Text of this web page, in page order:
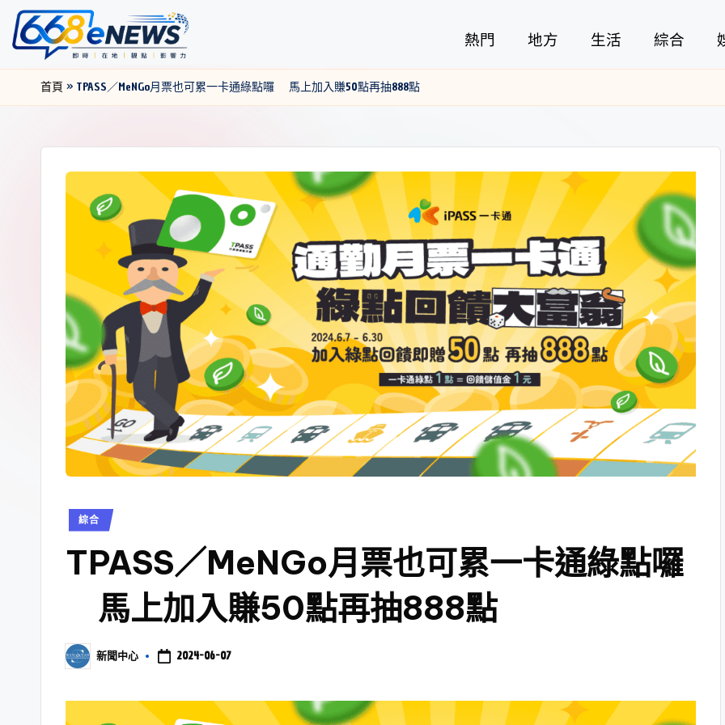
熱門 地方 生活 綜合
首頁 » TPASS／MeNGo月票也可累一卡通綠點囉 馬上加入賺50點再抽888點
綜合
TPASS／MeNGo月票也可累一卡通綠點囉
馬上加入賺50點再抽888點
新聞中心 2024-06-07